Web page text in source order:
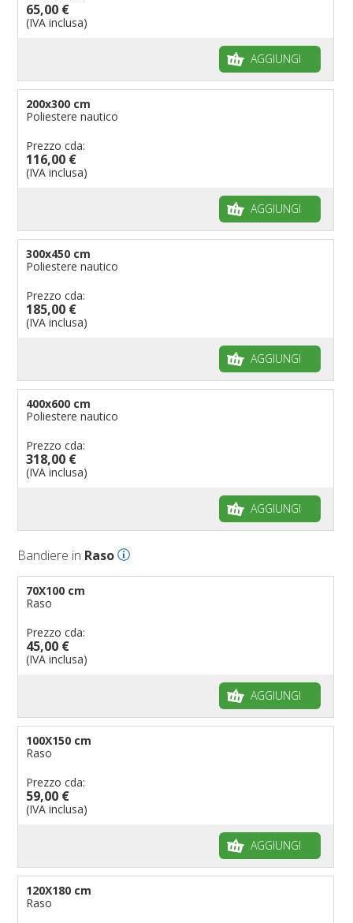
65,00 €
(IVA inclusa)
AGGIUNGI
200x300 cm
Poliestere nautico
Prezzo cda:
116,00 €
(IVA inclusa)
AGGIUNGI
300x450 cm
Poliestere nautico
Prezzo cda:
185,00 €
(IVA inclusa)
AGGIUNGI
400x600 cm
Poliestere nautico
Prezzo cda:
318,00 €
(IVA inclusa)
AGGIUNGI
Bandiere in Raso
70X100 cm
Raso
Prezzo cda:
45,00 €
(IVA inclusa)
AGGIUNGI
100X150 cm
Raso
Prezzo cda:
59,00 €
(IVA inclusa)
AGGIUNGI
120X180 cm
Raso